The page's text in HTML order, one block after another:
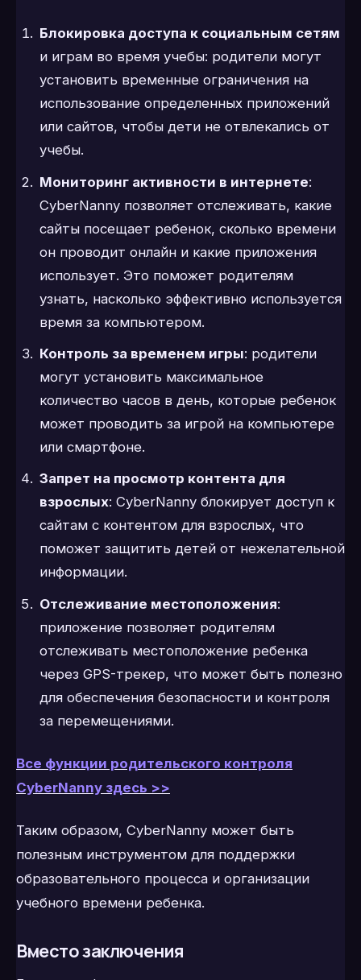
Блокировка доступа к социальным сетям
и играм во время учебы: родители могут
установить временные ограничения на
использование определенных приложений
или сайтов, чтобы дети не отвлекались от
учебы.
Мониторинг активности в интернете:
CyberNanny позволяет отслеживать, какие
сайты посещает ребенок, сколько времени
он проводит онлайн и какие приложения
использует. Это поможет родителям
узнать, насколько эффективно используется
время за компьютером.
Контроль за временем игры: родители
могут установить максимальное
количество часов в день, которые ребенок
может проводить за игрой на компьютере
или смартфоне.
Запрет на просмотр контента для
взрослых: CyberNanny блокирует доступ к
сайтам с контентом для взрослых, что
поможет защитить детей от нежелательной
информации.
Отслеживание местоположения:
приложение позволяет родителям
отслеживать местоположение ребенка
через GPS-трекер, что может быть полезно
для обеспечения безопасности и контроля
за перемещениями.
Все функции родительского контроля
CyberNanny здесь >>
Таким образом, CyberNanny может быть
полезным инструментом для поддержки
образовательного процесса и организации
учебного времени ребенка.
Вместо заключения